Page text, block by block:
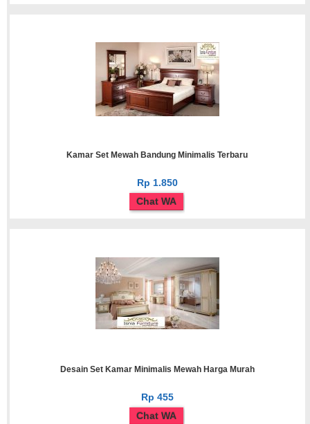
Kamar Set Mewah Bandung Minimalis Terbaru
Rp 1.850
Chat WA
Desain Set Kamar Minimalis Mewah Harga Murah
Rp 455
Chat WA